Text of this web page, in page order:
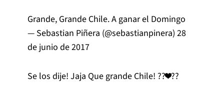
Grande, Grande Chile. A ganar el Domingo
— Sebastian Piñera (@sebastianpinera) 28
de junio de 2017
Se los dije! Jaja Que grande Chile! ??❤️??